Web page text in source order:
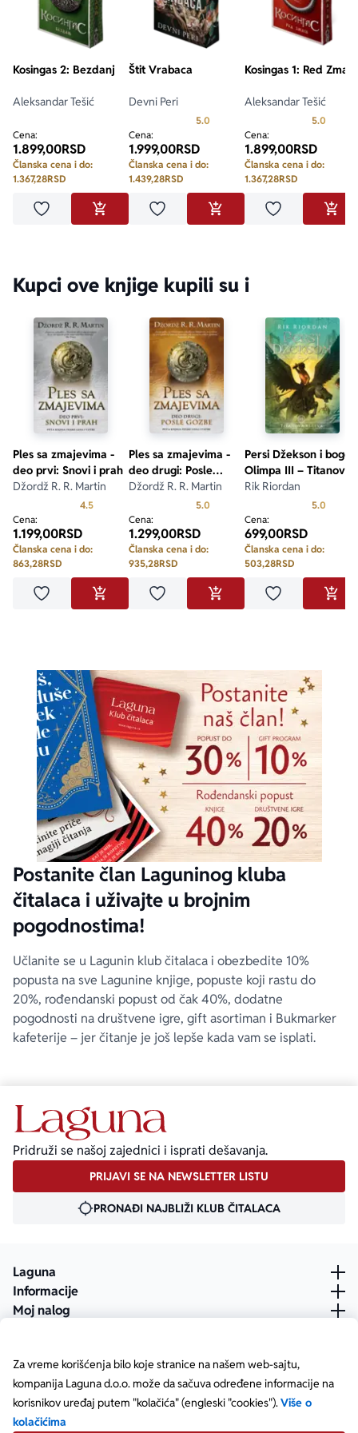
Za vreme korišćenja bilo koje stranice na našem web-sajtu,
kompanija Laguna d.o.o. može da sačuva određene informacije na
korisnikov uređaj putem "kolačića" (engleski "cookies").Više o
kolačićima
Kosingas 2: Bezdanj
Aleksandar Tešić
Cena:
1.899,00RSD
Članska cena i do:
1.367,28RSD
Dodaj u omiljeneDODAJ U KORPU
Štit Vrabaca
Devni Peri
5.0 Prosecna ocena je 5.0 od 5
Cena:
1.999,00RSD
Članska cena i do:
1.439,28RSD
Dodaj u omiljeneDODAJ U KORPU
Kosingas 1: Red Zmaja
Aleksandar Tešić
5.0
Cena:
1.899,00RSD
Članska cena i do:
1.367,28RSD
Dodaj u
Kupci ove knjige kupili su i
Ples sa zmajevima -
deo prvi: Snovi i prah
Džordž R. R. Martin
4.5Prosecna ocena je 4.5 od 5
Cena:
1.199,00RSD
Članska cena i do:
863,28RSD
Dodaj u omiljeneDODAJ U KORPU
Ples sa zmajevima -
deo drugi: Posle
gozbe
Džordž R. R. Martin
5.0 Prosecna ocena je 5.0 od 5
Cena:
1.299,00RSD
Članska cena i do:
935,28RSD
Dodaj u omiljeneDODAJ U KORPU
Persi Džekson i
Olimpa III – Titanova
kletva
Rik Riordan
5.0
Cena:
699,00RSD
Članska cena i do:
503,28RSD
Dodaj u
Postanite član Laguninog kluba
čitalaca i uživajte u brojnim
pogodnostima!
Učlanite se u Lagunin klub čitalaca i obezbedite 10%
popusta na sve Lagunine knjige, popuste koji rastu do
20%, rođendanski popust od čak 40%, dodatne
pogodnosti na društvene igre, gift asortiman i Bukmarker
kafeterije – jer čitanje je još lepše kada vam se isplati.
Pridruži se našoj zajednici i isprati dešavanja.
PRIJAVI SE NA NEWSLETTER LISTU
PRONAĐI NAJBLIŽI KLUB ČITALACA
Laguna
Informacije
Moj nalog